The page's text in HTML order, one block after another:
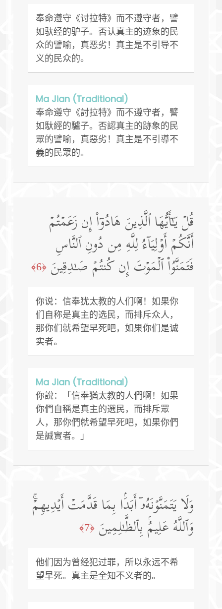
奉命遵守《讨拉特》而不遵守者，譬
如驮经的驴子。否认真主的迹象的民
众的譬喻，真恶劣！真主是不引导不
义的民众的。
Ma Jian (Traditional)
奉命遵守《討拉特》而不遵守者，譬
如馱經的驢子。否認真主的跡象的民
眾的譬喻，真惡劣！真主是不引導不
義的民眾的。
قُلۡ یَـٰۤأَیُّهَا ٱلَّذِینَ هَادُوۤا۟ إِن زَعَمۡتُمۡ
أَنَّكُمۡ أَوۡلِیَاۤءُ لِلَّهِ مِن دُونِ ٱلنَّاسِ
فَتَمَنَّوُا۟ ٱلۡمَوۡتَ إِن كُنتُمۡ صَـٰدِقِینَ ﴿6﴾
你说：信奉犹太教的人们啊！如果你
们自称是真主的选民，而排斥众人，
那你们就希望早死吧，如果你们是诚
实者。
Ma Jian (Traditional)
你說：「信奉猶太教的人們啊！如果
你們自稱是真主的選民，而排斥眾
人，那你們就希望早死吧，如果你們
是誠實者。」
وَلَا یَتَمَنَّوۡنَهُۥۤ أَبَدَۢا بِمَا قَدَّمَتۡ أَیۡدِیهِمۡۚ
وَٱللَّهُ عَلِیمُۢ بِٱلظَّـٰلِمِینَ ﴿7﴾
他们因为曾经犯过罪，所以永远不希
望早死。真主是全知不义者的。